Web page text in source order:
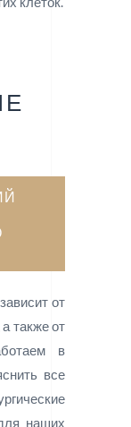
от
также от
в
все
наших